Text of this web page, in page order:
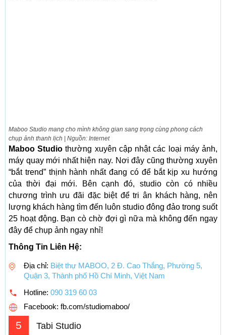
Maboo Studio mang cho mình không gian sang trọng cùng phong cách
chụp ảnh thanh lịch | Nguồn: Internet
Maboo Studio thường xuyên cập nhật các loại máy ảnh,
máy quay mới nhất hiện nay. Nơi đây cũng thường xuyên
“bắt trend” thịnh hành nhất đang có để bắt kịp xu hướng
của thời đại mới. Bên cạnh đó, studio còn có nhiều
chương trình ưu đãi đặc biệt để tri ân khách hàng, nên
lượng khách hàng tìm đến luôn studio đông đảo trong suốt
25 hoạt động. Bạn cò chờ đợi gì nữa mà không đến ngay
đây để chụp ảnh ngay nhỉ!
Thông Tin Liên Hệ:
Địa chỉ: Biệt thự MABOO, 2 Đ. Cao Thắng, Phường 5,
Quận 3, Thành phố Hồ Chí Minh, Việt Nam
Hotline: 090 319 60 03
Facebook: fb.com/studiomaboo/
5 Tabi Studio